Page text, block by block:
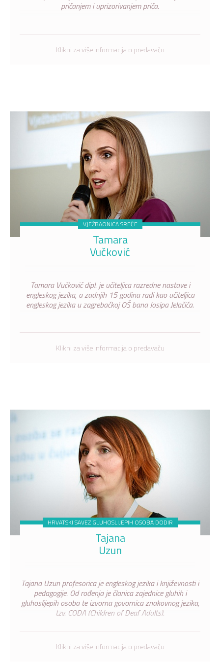
pričanjem i uprizorivanjem priča.
Klikni za više informacija o predavaču
VJEŽBAONICA SREĆE
Tamara
Vučković
Tamara Vučković dipl. je učiteljica razredne nastave i
engleskog jezika, a zadnjih 15 godina radi kao učiteljica
engleskog jezika u zagrebačkoj OŠ bana Josipa Jelačića.
Klikni za više informacija o predavaču
HRVATSKI SAVEZ GLUHOSLIJEPIH OSOBA DODIR
Tajana
Uzun
Tajana Uzun profesorica je engleskog jezika i književnosti i
pedagogije. Od rođenja je članica zajednice gluhih i
gluhoslijepih osoba te izvorna govornica znakovnog jezika,
tzv. CODA (Children of Deaf Adults).
Klikni za više informacija o predavaču